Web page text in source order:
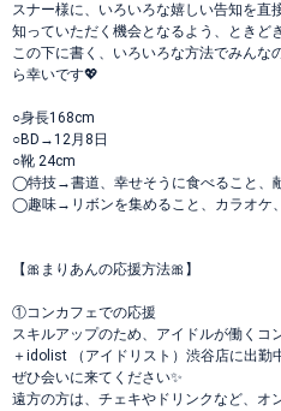
スナー様に、いろいろな嬉しい告知を直
知っていただく機会となるよう、ときど
この下に書く、いろいろな方法でみんな
ら幸いです💖
○身長168cm
○BD→12月8日
○靴 24cm
◯特技→書道、幸せそうに食べること、
◯趣味→リボンを集めること、カラオケ
【🎀まりあんの応援方法🎀】
①コンカフェでの応援
スキルアップのため、アイドルが働くコ
＋idolist （アイドリスト）渋谷店に出勤
ぜひ会いに来てください✨
遠方の方は、チェキやドリンクなど、オ